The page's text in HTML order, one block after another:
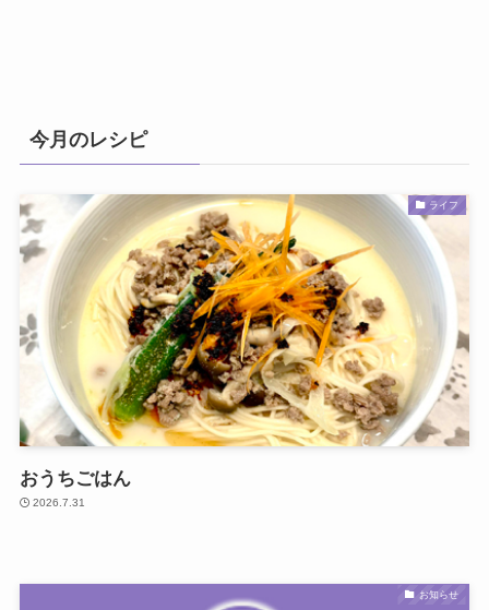
今月のレシピ
ライフ
おうちごはん
2026.7.31
お知らせ